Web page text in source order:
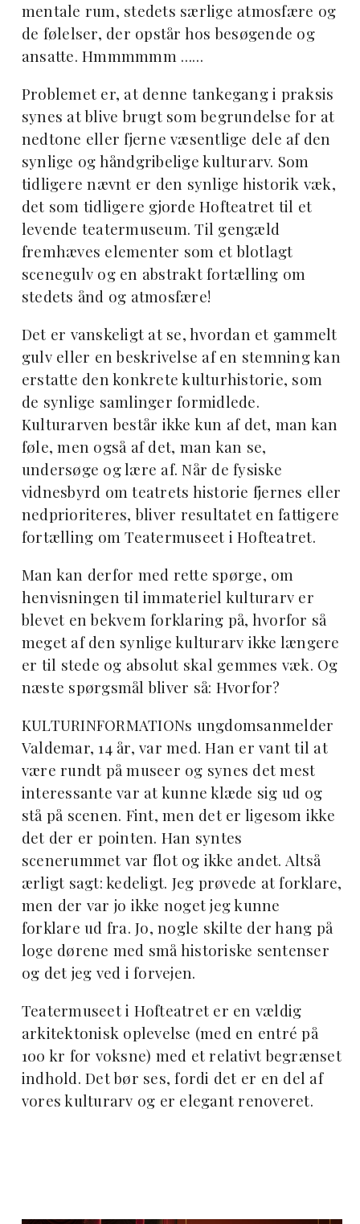
mentale rum, stedets særlige atmosfære og
de følelser, der opstår hos besøgende og
ansatte. Hmmmmmm ……
Problemet er, at denne tankegang i praksis
synes at blive brugt som begrundelse for at
nedtone eller fjerne væsentlige dele af den
synlige og håndgribelige kulturarv. Som
tidligere nævnt er den synlige historik væk,
det som tidligere gjorde Hofteatret til et
levende teatermuseum. Til gengæld
fremhæves elementer som et blotlagt
scenegulv og en abstrakt fortælling om
stedets ånd og atmosfære!
Det er vanskeligt at se, hvordan et gammelt
gulv eller en beskrivelse af en stemning kan
erstatte den konkrete kulturhistorie, som
de synlige samlinger formidlede.
Kulturarven består ikke kun af det, man kan
føle, men også af det, man kan se,
undersøge og lære af. Når de fysiske
vidnesbyrd om teatrets historie fjernes eller
nedprioriteres, bliver resultatet en fattigere
fortælling om Teatermuseet i Hofteatret.
Man kan derfor med rette spørge, om
henvisningen til immateriel kulturarv er
blevet en bekvem forklaring på, hvorfor så
meget af den synlige kulturarv ikke længere
er til stede og absolut skal gemmes væk. Og
næste spørgsmål bliver så: Hvorfor?
KULTURINFORMATIONs ungdomsanmelder
Valdemar, 14 år, var med. Han er vant til at
være rundt på museer og synes det mest
interessante var at kunne klæde sig ud og
stå på scenen. Fint, men det er ligesom ikke
det der er pointen. Han syntes
scenerummet var flot og ikke andet. Altså
ærligt sagt: kedeligt. Jeg prøvede at forklare,
men der var jo ikke noget jeg kunne
forklare ud fra. Jo, nogle skilte der hang på
loge dørene med små historiske sentenser
og det jeg ved i forvejen.
Teatermuseet i Hofteatret er en vældig
arkitektonisk oplevelse (med en entré på
100 kr for voksne) med et relativt begrænset
indhold. Det bør ses, fordi det er en del af
vores kulturarv og er elegant renoveret.